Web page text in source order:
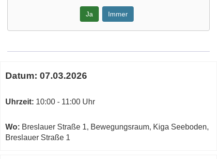
Ja Immer
Maps
von
Seeboden,
Straße
1
zum
Kurs
Datum: 07.03.2026
Uhrzeit: 10:00 - 11:00 Uhr
Wo: Breslauer Straße 1, Bewegungsraum, Kiga Seeboden,
Breslauer Straße 1